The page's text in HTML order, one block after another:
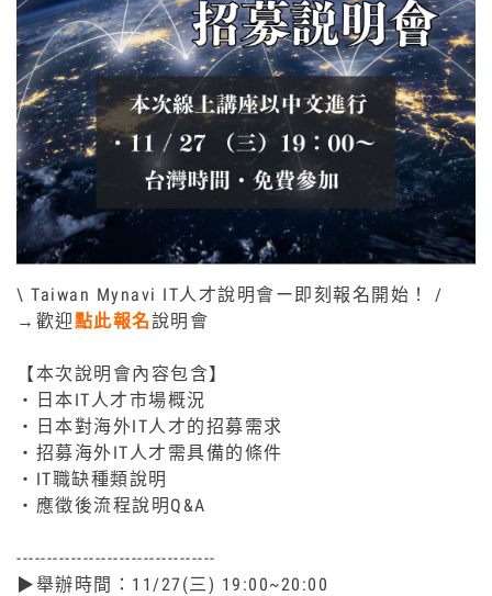
\ Taiwan Mynavi IT人才說明會ー即刻報名開始！ /
→歡迎點此報名說明會
【本次說明會內容包含】
・日本IT人才市場概況
・日本對海外IT人才的招募需求
・招募海外IT人才需具備的條件
・IT職缺種類說明
・應徵後流程說明Q&A
---------------------------------
▶舉辦時間：11/27(三) 19:00~20:00